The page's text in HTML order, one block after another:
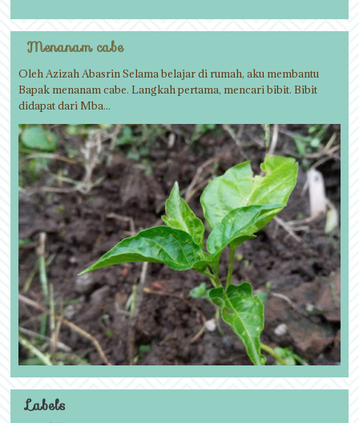
Menanam cabe
Oleh Azizah Abasrin Selama belajar di rumah, aku membantu
Bapak menanam cabe. Langkah pertama, mencari bibit. Bibit
didapat dari Mba...
Labels